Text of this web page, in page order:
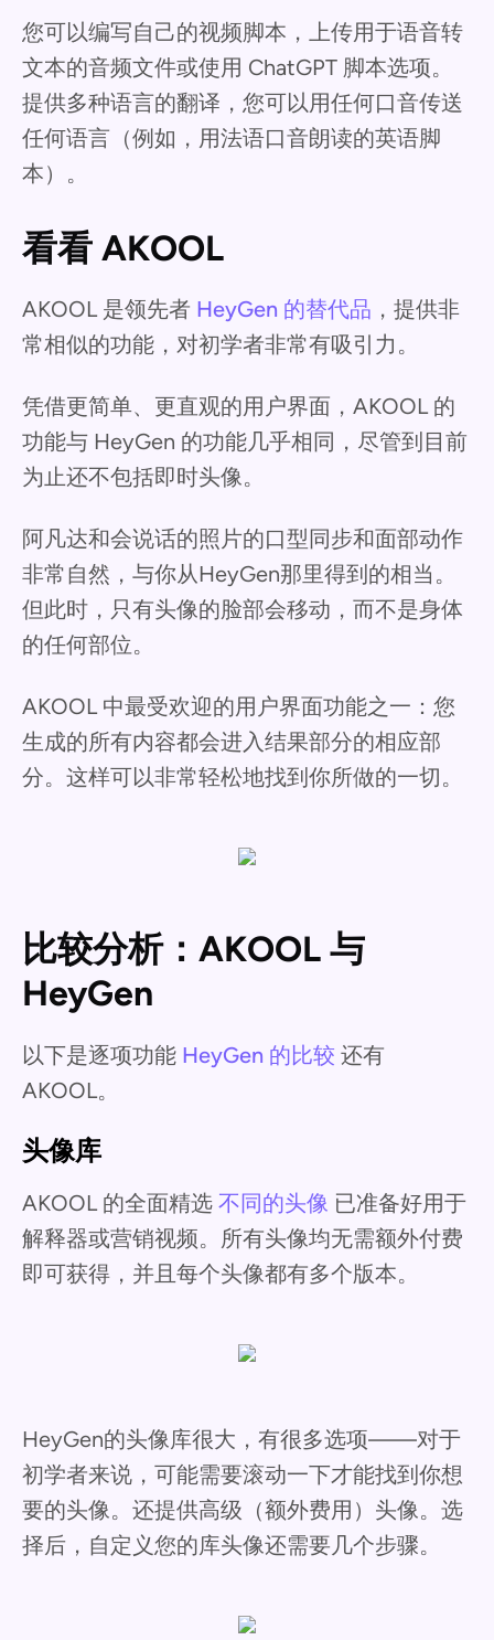
您可以编写自己的视频脚本，上传用于语音转
文本的音频文件或使用 ChatGPT 脚本选项。
提供多种语言的翻译，您可以用任何口音传送
任何语言（例如，用法语口音朗读的英语脚
本）。
看看 AKOOL
AKOOL 是领先者 HeyGen 的替代品 ，提供非
常相似的功能，对初学者非常有吸引力。
凭借更简单、更直观的用户界面，AKOOL 的
功能与 HeyGen 的功能几乎相同，尽管到目前
为止还不包括即时头像。
阿凡达和会说话的照片的口型同步和面部动作
非常自然，与你从HeyGen那里得到的相当。
但此时，只有头像的脸部会移动，而不是身体
的任何部位。
AKOOL 中最受欢迎的用户界面功能之一：您
生成的所有内容都会进入结果部分的相应部
分。这样可以非常轻松地找到你所做的一切。
比较分析：AKOOL 与
HeyGen
以下是逐项功能 HeyGen 的比较 还有
AKOOL。
头像库
AKOOL 的全面精选 不同的头像 已准备好用于
解释器或营销视频。所有头像均无需额外付费
即可获得，并且每个头像都有多个版本。
HeyGen的头像库很大，有很多选项——对于
初学者来说，可能需要滚动一下才能找到你想
要的头像。还提供高级（额外费用）头像。选
择后，自定义您的库头像还需要几个步骤。